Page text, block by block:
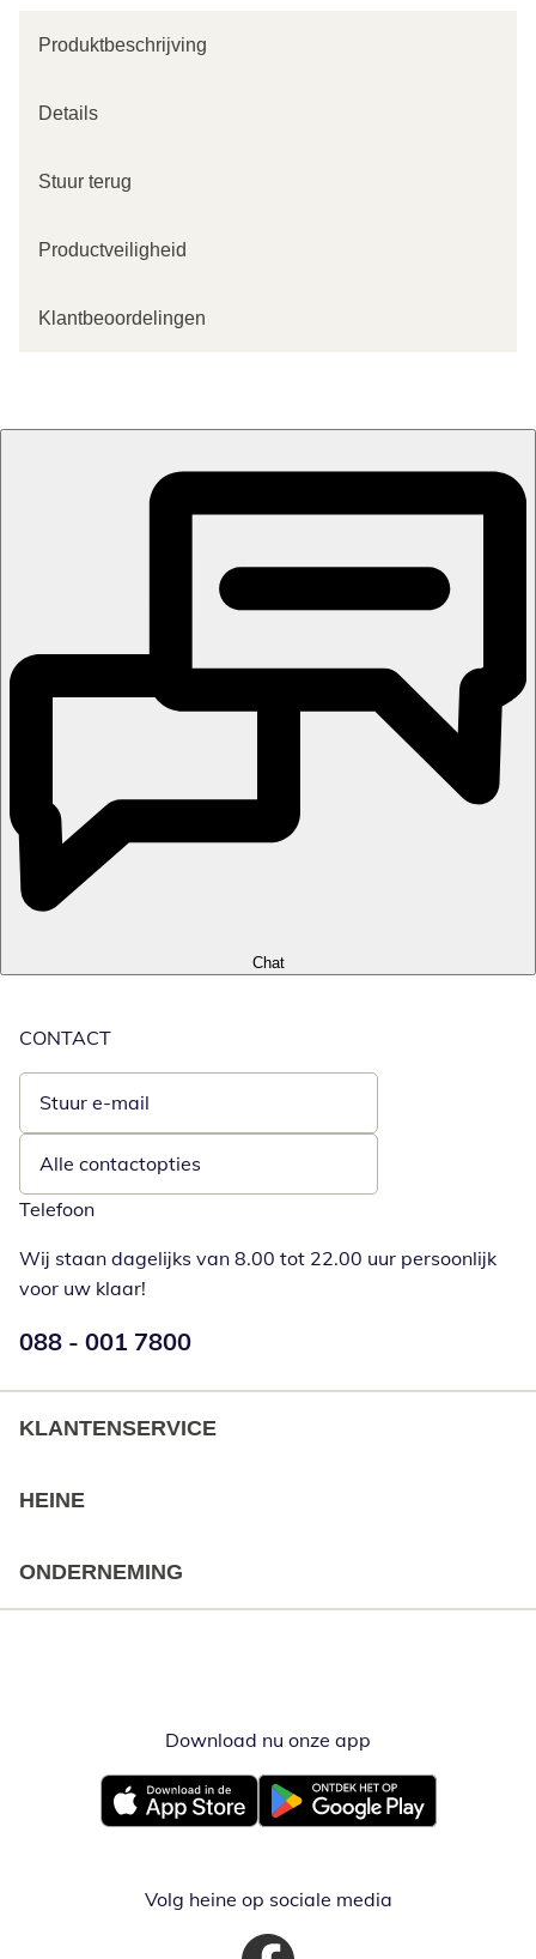
Produktbeschrijving
Details
Stuur terug
Productveiligheid
Klantbeoordelingen
Chat
CONTACT
Stuur e-mail
Opent e-mailclient
Alle contactopties
Telefoon
Wij staan dagelijks van 8.00 tot 22.00 uur persoonlijk
voor uw klaar!
Telefoonnummer:
088 - 001 7800
KLANTENSERVICE
HEINE
ONDERNEMING
Download nu onze app
Opent in nieuw vensterOpent in nieuw venster
Volg heine op sociale media